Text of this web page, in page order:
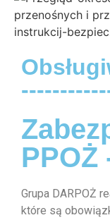
PPOŻ
Grupa DARPOŻ
które są